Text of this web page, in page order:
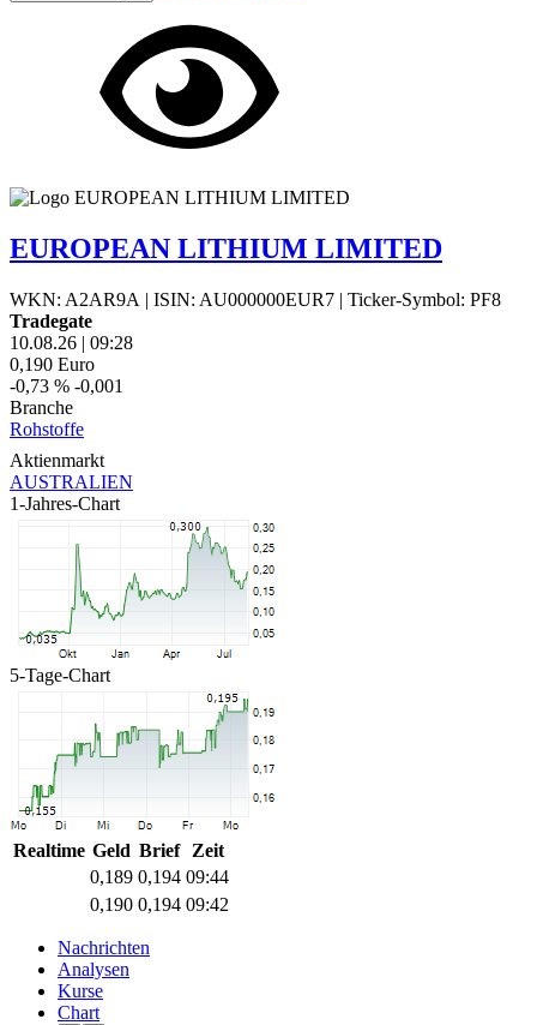
EUROPEAN LITHIUM LIMITED
WKN: A2AR9A | ISIN: AU000000EUR7 | Ticker-Symbol: PF8
Tradegate
10.08.26 | 09:28
0,190 Euro
-0,73 % -0,001
Branche
Rohstoffe
Aktienmarkt
AUSTRALIEN
1-Jahres-Chart
5-Tage-Chart
Realtime Geld Brief
Zeit
0,189 0,194 09:44
0,190 0,194 09:42
Nachrichten
Analysen
Kurse
Chart